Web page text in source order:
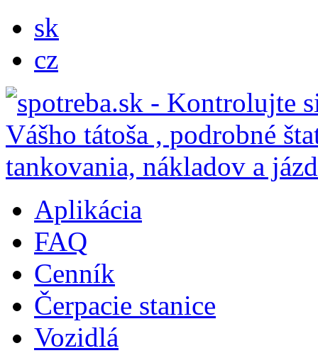
sk
cz
Aplikácia
FAQ
Cenník
Čerpacie stanice
Vozidlá